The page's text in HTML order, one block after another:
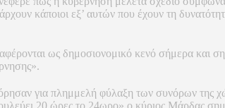
κάποιοι εξ’ αυτών που έχουν τη
ως δημοσιονομικό κενό σήμερα και
για πλημμελή φύλαξη των συνόρων της
20 ώρες το 24ωρο» ο κύριος Μάρδας